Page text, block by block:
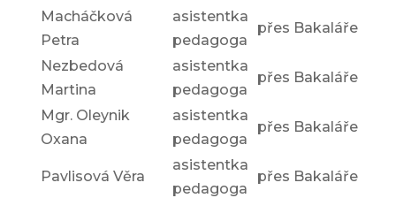
Macháčková
Petra
asistentka
pedagoga
přes Bakaláře
Nezbedová
Martina
asistentka
pedagoga
přes Bakaláře
Mgr. Oleynik
Oxana
asistentka
pedagoga
přes Bakaláře
Pavlisová Věra
asistentka
pedagoga
přes Bakaláře